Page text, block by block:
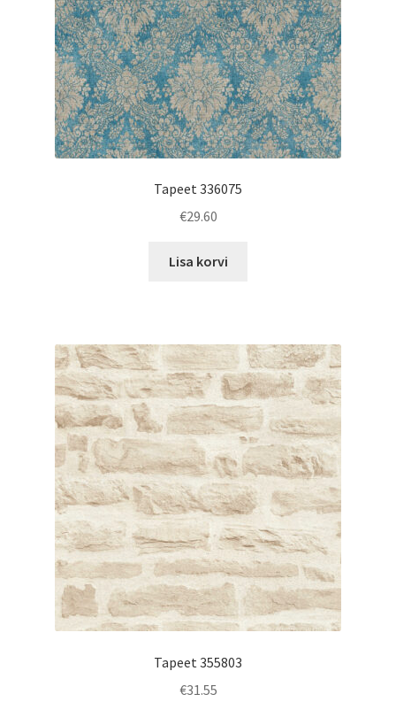
Tapeet 336075
€29.60
Lisa korvi
Tapeet 355803
€31.55